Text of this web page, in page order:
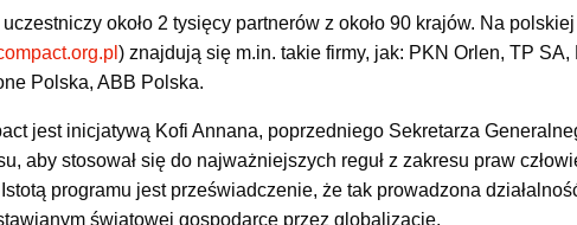
około 2 tysięcy partnerów z około 90 krajów. Na
) znajdują się m.in. takie firmy, jak: PKN Orlen, TP
Polska, ABB Polska.
jest inicjatywą Kofi Annana, poprzedniego Sekretarza
aby stosował się do najważniejszych reguł z zakresu praw
programu jest przeświadczenie, że tak prowadzona
światowej gospodarce przez globalizację.